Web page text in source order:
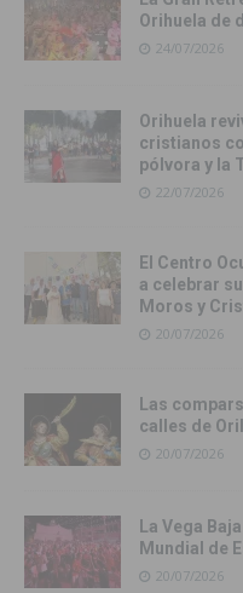
Orihuela de
24/07/2026
Orihuela
cristianos
pólvora y la
22/07/2026
El Centro
a celebrar
Moros y
20/07/2026
Las
calles de
20/07/2026
La Vega
Mundial de
20/07/2026